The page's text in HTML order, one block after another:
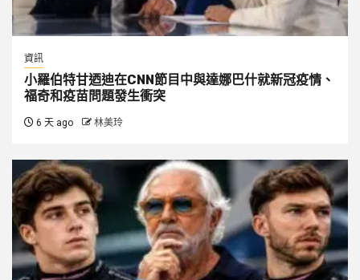
資訊
小羅伯特甘迺迪在CNN節目中與達娜巴什就新冠疫情、
福奇和疫苗問題發生衝突
6 天 ago 林美玲